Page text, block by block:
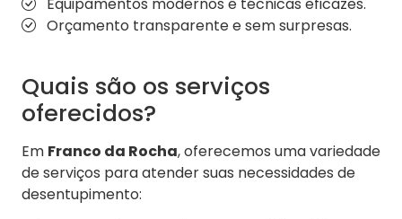
Equipamentos modernos e técnicas eficazes.
Orçamento transparente e sem surpresas.
Quais são os serviços
oferecidos?
Em Franco da Rocha, oferecemos uma variedade
de serviços para atender suas necessidades de
desentupimento: